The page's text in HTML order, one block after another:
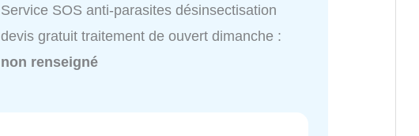
Service SOS anti-parasites désinsectisation
devis gratuit traitement de ouvert dimanche :
non renseigné